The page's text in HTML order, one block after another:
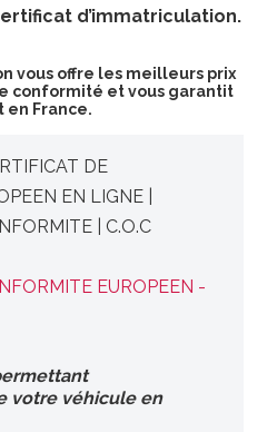
d’immatriculation.
vous offre les meilleurs prix
conformité et vous garantit
en France.
DE
EN LIGNE |
| C.O.C
EUROPEEN -
votre véhicule en